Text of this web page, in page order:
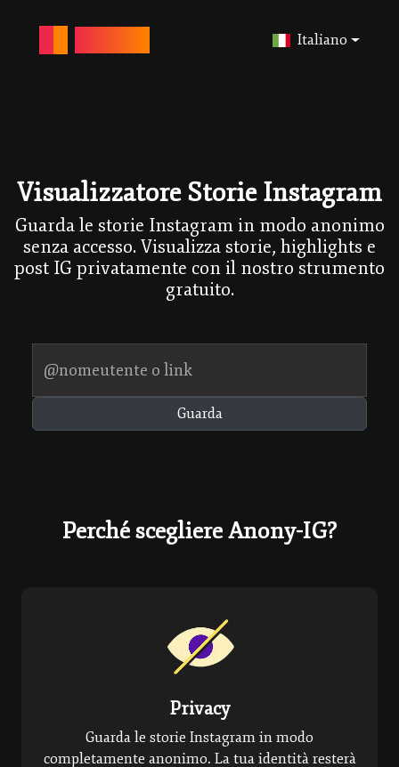
Italiano
Visualizzatore Storie Instagram
Guarda le storie Instagram in modo anonimo
senza accesso. Visualizza storie, highlights e
post IG privatamente con il nostro strumento
gratuito.
Guarda
Perché scegliere Anony-IG?
Privacy
Guarda le storie Instagram in modo
completamente anonimo. La tua identità resterà